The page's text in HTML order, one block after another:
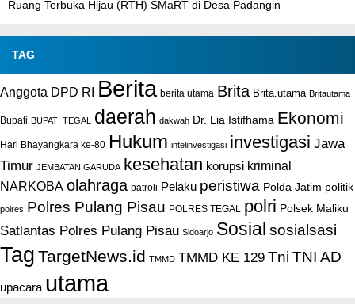
Ruang Terbuka Hijau (RTH) SMaRT di Desa Padangin
TAG
Anggota DPD RI Berita berita utama Brita Brita.utama Britautama
Bupati BUPATI TEGAL daerah dakwah Dr. Lia Istifhama Ekonomi
Hari Bhayangkara ke-80 Hukum intelinvestigasi investigasi Jawa
Timur JEMBATAN GARUDA kesehatan korupsi kriminal
NARKOBA olahraga patroli Pelaku peristiwa Polda Jatim politik
polres Polres Pulang Pisau POLRES TEGAL polri Polsek Maliku
Satlantas Polres Pulang Pisau Sidoarjo Sosial sosialsasi
Tag TargetNews.id TMMD TMMD KE 129 Tni TNI AD
upacara utama